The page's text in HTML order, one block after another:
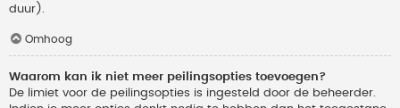
duur).
Omhoog
Waarom kan ik niet meer peilingsopties toevoegen?
De limiet voor de peilingsopties is ingesteld door de beheerder.